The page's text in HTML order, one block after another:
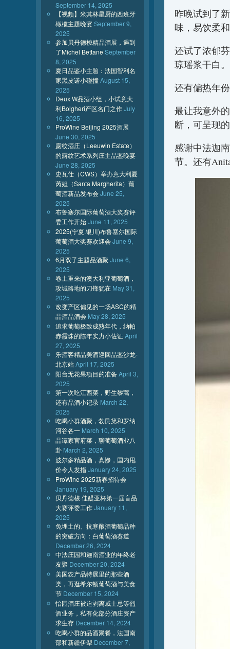
昨晚试到了
味，易饮柔
还试了浓郁
琼瑶浆干白。
还有偏热年
最让我意外
断，可呈现
感谢中法迦
节。还有
September 14, 2025
【视频】米其林星厨的西班牙
橄榄主题晚宴September 9,
2025
参加贝丹德梭精品酒展，遇到
了Michel Bettane September
8, 2025
夏日品鉴小主题：法国智利名
家黑皮诺小碰撞August 15,
2025
Deux W品酒小组，小试意大
利Bolgheri产区名门之作July
16, 2025
ProWine Beijing 2025酒展
June 30, 2025
露纹酒庄（Leeuwin Estate）
的露纹艺术系列庄主品鉴晚宴
June 28, 2025
史瓦仕（CWS）举办意大利夏
芮妲（Santa Margherita）葡
萄酒新品发布会June 25,
2025
布鲁塞尔国际葡萄酒大奖赛评
委工作开始June 11, 2025
2025(宁夏.银川)布鲁塞尔国际
葡萄酒大奖赛欢迎会June 9,
2025
6月双子主题品酒聚 June 6,
2025
卷土重来的澳大利亚葡萄酒，
攻城略地的刀锋犹在 May 31,
2025
改变产区偏见的一场ASC的精
品酒品酒会 May 28, 2025
追求葡萄极致成熟年代，纳帕
赤霞珠的陈年实力小佐证April
27, 2025
乐酒客精品美酒巡回品鉴沙龙-
北京站April 17, 2025
阳台无花果项目的准备April 3,
2025
第一次吃江西菜，野生黎蒿，
还有品酒小记录 March 22,
2025
吃喝小群酒聚，勃艮第和罗纳
河谷各一 March 10, 2025
品谭家官府菜，聊葡萄酒业八
卦 March 2, 2025
波尔多精品酒，真惨，国内甩
价令人发指January 24, 2025
ProWine 2025新春招待会
January 19, 2025
贝丹德梭·佳醍亚杯第一届盲品
大赛评委工作January 11,
2025
免埋土的、抗寒酿酒葡萄品种
的突破方向：白葡萄酒赛道
December 26, 2024
中法庄园和迦南酒业的年终老
友聚 December 20, 2024
美国农产品特展里的那些酒
类，再逛希尔顿葡萄酒与美食
节 December 15, 2024
怡园酒庄被迫剥离威士忌等烈
酒业务，私有化部分酒庄资产
求生存 December 14, 2024
吃喝小群的品酒聚餐，法国南
部和新疆伊犁 December 7,